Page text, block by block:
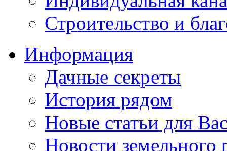
Строительство и
Информация
Дачные секреты
История рядом
Новые статьи для
Новости земельного